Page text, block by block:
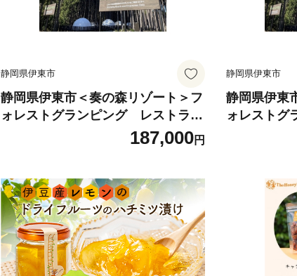
静岡県伊東市
静岡県伊東市＜奏の森リゾート＞フ
ォレストグランピング レストラン
で熟成肉堪能プラン土日祝平日 宿
187,000円
静岡県伊東市
静岡県伊東
ォレスト
プラン ペ